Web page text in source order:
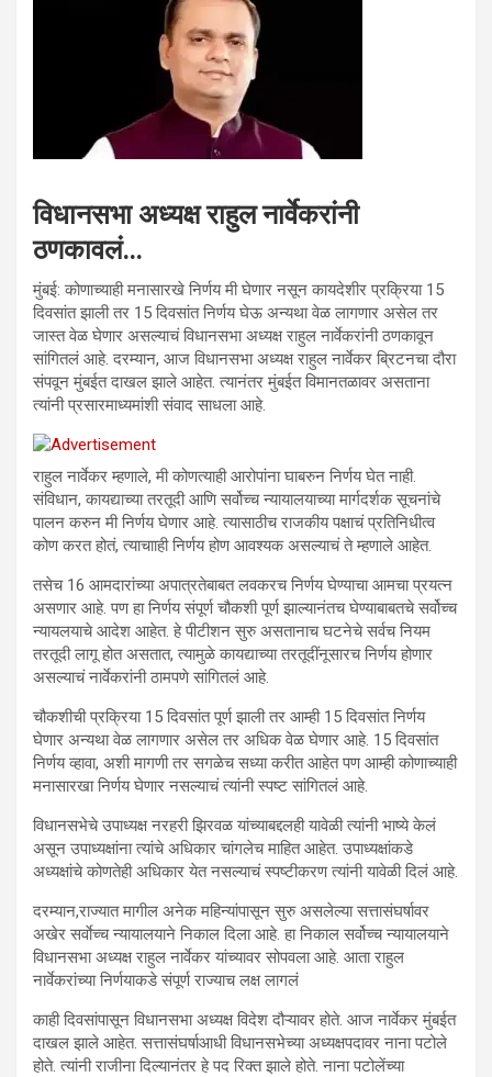
विधानसभा अध्यक्ष राहुल नार्वेकरांनी
ठणकावलं…
मुंबई: कोणाच्याही मनासारखे निर्णय मी घेणार नसून कायदेशीर प्रक्रिया 15
दिवसांत झाली तर 15 दिवसांत निर्णय घेऊ अन्यथा वेळ लागणार असेल तर
जास्त वेळ घेणार असल्याचं विधानसभा अध्यक्ष राहुल नार्वेकरांनी ठणकावून
सांगितलं आहे. दरम्यान, आज विधानसभा अध्यक्ष राहुल नार्वेकर ब्रिटनचा दौरा
संपवून मुंबईत दाखल झाले आहेत. त्यानंतर मुंबईत विमानतळावर असताना
त्यांनी प्रसारमाध्यमांशी संवाद साधला आहे.
राहुल नार्वेकर म्हणाले, मी कोणत्याही आरोपांना घाबरुन निर्णय घेत नाही.
संविधान, कायद्याच्या तरतूदी आणि सर्वोच्च न्यायालयाच्या मार्गदर्शक सूचनांचे
पालन करुन मी निर्णय घेणार आहे. त्यासाठीच राजकीय पक्षाचं प्रतिनिधीत्व
कोण करत होतं, त्याचााही निर्णय होण आवश्यक असल्याचं ते म्हणाले आहेत.
तसेच 16 आमदारांच्या अपात्रतेबाबत लवकरच निर्णय घेण्याचा आमचा प्रयत्न
असणार आहे. पण हा निर्णय संपूर्ण चौकशी पूर्ण झाल्यानंतच घेण्याबाबतचे सर्वोच्च
न्यायलयाचे आदेश आहेत. हे पीटीशन सुरु असतानाच घटनेचे सर्वच नियम
तरतूदी लागू होत असतात, त्यामुळे कायद्याच्या तरतूदींनूसारच निर्णय होणार
असल्याचं नार्वेकरांनी ठामपणे सांगितलं आहे.
चौकशीची प्रक्रिया 15 दिवसांत पूर्ण झाली तर आम्ही 15 दिवसांत निर्णय
घेणार अन्यथा वेळ लागणार असेल तर अधिक वेळ घेणार आहे. 15 दिवसांत
निर्णय व्हावा, अशी मागणी तर सगळेच सध्या करीत आहेत पण आम्ही कोणाच्याही
मनासारखा निर्णय घेणार नसल्याचं त्यांनी स्पष्ट सांगितलं आहे.
विधानसभेचे उपाध्यक्ष नरहरी झिरवळ यांच्याबद्दलही यावेळी त्यांनी भाष्ये केलं
असून उपाध्यक्षांना त्यांचे अधिकार चांगलेच माहित आहेत. उपाध्यक्षांकडे
अध्यक्षांचे कोणतेही अधिकार येत नसल्याचं स्पष्टीकरण त्यांनी यावेळी दिलं आहे.
दरम्यान,राज्यात मागील अनेक महिन्यांपासून सुरु असलेल्या सत्तासंघर्षावर
अखेर सर्वाेच्च न्यायालयाने निकाल दिला आहे. हा निकाल सर्वोच्च न्यायालयाने
विधानसभा अध्यक्ष राहुल नार्वेकर यांच्यावर सोपवला आहे. आता राहुल
नार्वेकरांच्या निर्णयाकडे संपूर्ण राज्याच लक्ष लागलं
काही दिवसांपासून विधानसभा अध्यक्ष विदेश दौऱ्यावर होते. आज नार्वेकर मुंबईत
दाखल झाले आहेत. सत्तासंघर्षाआधी विधानसभेच्या अध्यक्षपदावर नाना पटोले
होते. त्यांनी राजीना दिल्यानंतर हे पद रिक्त झाले होते. नाना पटोलेंच्या